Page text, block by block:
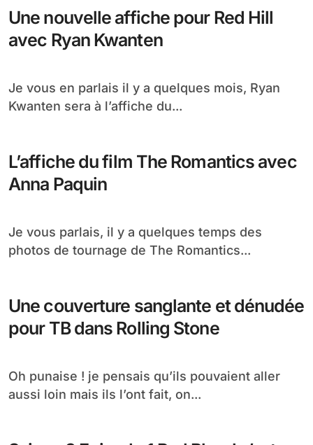
devrait faire son apparition dès le mois...
Aperçu de la couverture du tome 10
L’aperçu de la couverture du tome 10 Une mort
certaine des romans de la communauté...
Une nouvelle affiche pour Red Hill
Kwanten sera à l’affiche du...
L’affiche du film The Romantics avec